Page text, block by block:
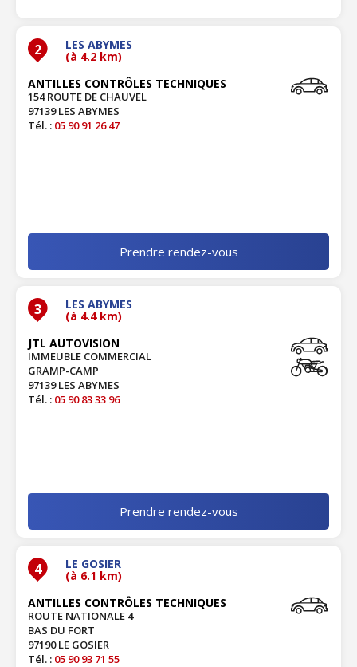
2 LES ABYMES
(à 4.2 km)
ANTILLES CONTRÔLES TECHNIQUES
154 ROUTE DE CHAUVEL
97139 LES ABYMES
Tél. : 05 90 91 26 47
Prendre rendez-vous
3 LES ABYMES
(à 4.4 km)
JTL AUTOVISION
IMMEUBLE COMMERCIAL
GRAMP-CAMP
97139 LES ABYMES
Tél. : 05 90 83 33 96
Prendre rendez-vous
4 LE GOSIER
(à 6.1 km)
ANTILLES CONTRÔLES TECHNIQUES
ROUTE NATIONALE 4
BAS DU FORT
97190 LE GOSIER
Tél. : 05 90 93 71 55